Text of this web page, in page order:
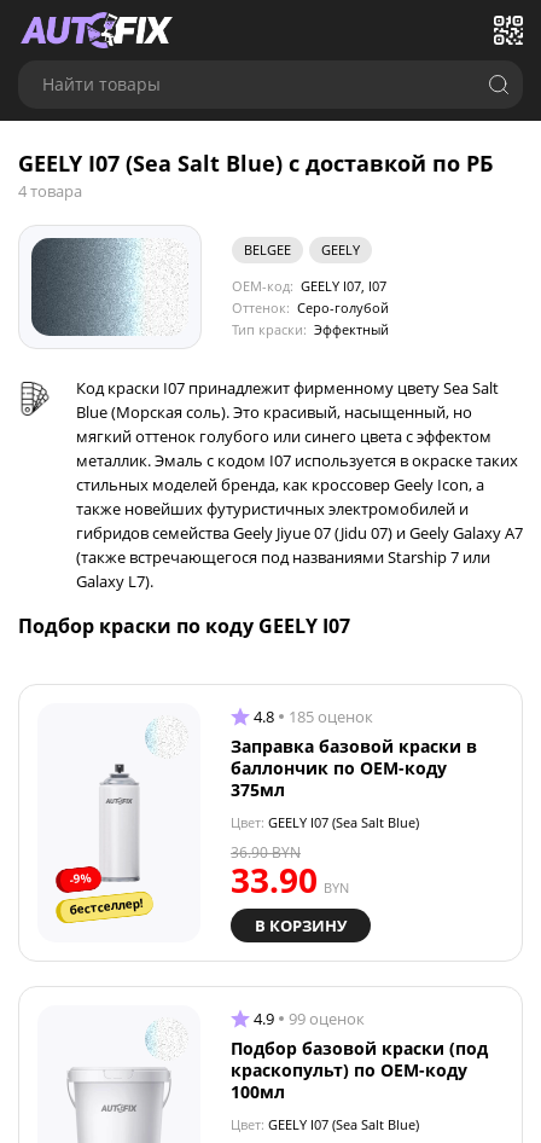
Найти товары
GEELY I07 (Sea Salt Blue) с доставкой по РБ
4 товара
BELGEE
GEELY
OEM-код: GEELY I07, I07
Оттенок: Серо-голубой
Тип краски: Эффектный
Код краски I07 принадлежит фирменному цвету Sea Salt
Blue (Морская соль). Это красивый, насыщенный, но
мягкий оттенок голубого или синего цвета с эффектом
металлик. Эмаль с кодом I07 используется в окраске таких
стильных моделей бренда, как кроссовер Geely Icon, а
также новейших футуристичных электромобилей и
гибридов семейства Geely Jiyue 07 (Jidu 07) и Geely Galaxy A7
(также встречающегося под названиями Starship 7 или
Galaxy L7).
Подбор краски по коду GEELY I07
-9%
бестселлер!
4.8 185 оценок
Заправка базовой краски в
баллончик по OEM-коду
375мл
Цвет: GEELY I07 (Sea Salt Blue)
33.90 BYN
36.90BYN
В КОРЗИНУ
4.9 99 оценок
Подбор базовой краски (под
краскопульт) по OEM-коду
100мл
Цвет: GEELY I07 (Sea Salt Blue)